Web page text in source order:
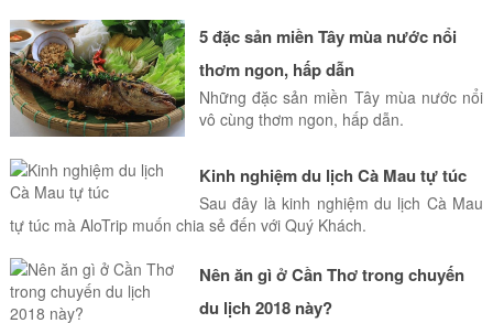
5 đặc sản miền Tây mùa nước nổi
thơm ngon, hấp dẫn
Những đặc sản miền Tây mùa nước nổi
vô cùng thơm ngon, hấp dẫn.
Kinh nghiệm du lịch Cà Mau tự túc
Sau đây là kinh nghiệm du lịch Cà Mau
tự túc mà AloTrip muốn chia sẻ đến với Quý Khách.
Nên ăn gì ở Cần Thơ trong chuyến
du lịch 2018 này?